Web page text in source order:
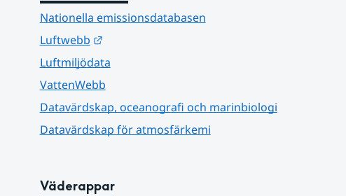
Nationella emissionsdatabasen
Luftwebb
Länk till annan webbplats.
Luftmiljödata
VattenWebb
Datavärdskap, oceanografi och marinbiologi
Datavärdskap för atmosfärkemi
Väderappar